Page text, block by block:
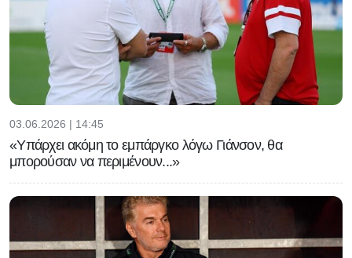
03.06.2026 | 14:45
«Υπάρχει ακόμη το εμπάργκο λόγω Γιάνσον, θα
μπορούσαν να περιμένουν...»